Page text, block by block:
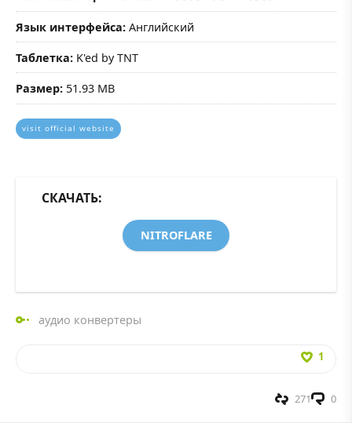
Язык интерфейса: Английский
Таблетка: K'ed by TNT
Размер: 51.93 MB
visit official website
СКАЧАТЬ:
NITROFLARE
аудио конвертеры
1
0
271